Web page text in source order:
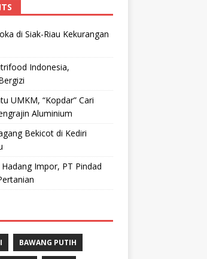
di Siak-Riau Kekurangan
Indonesia,
UMKM, “Kopdar” Cari
Aluminium
Bekicot di Kediri
Hadang Impor, PT Pindad
BAWANG PUTIH